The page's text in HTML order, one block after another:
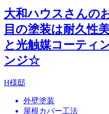
大和ハウスさんの
目の塗装は耐久性
と光触媒コーティ
ンジ☆
H様邸
外壁塗装
屋根カバー工法